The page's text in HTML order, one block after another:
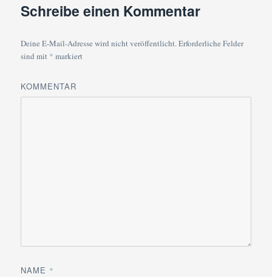
Schreibe einen Kommentar
Deine E-Mail-Adresse wird nicht veröffentlicht.Erforderliche Felder
sind mit * markiert
KOMMENTAR
NAME *